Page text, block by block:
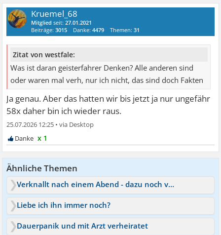
Kruemel_68
Mitglied seit:27.01.2021
Beiträge:3015 Danke:4479 Themen:31
Zitat von westfale:
Was ist daran geisterfahrer Denken? Alle anderen sind
oder waren mal verh, nur ich nicht, das sind doch Fakten
Ja genau. Aber das hatten wir bis jetzt ja nur ungefähr
58x daher bin ich wieder raus.
25.07.2026 12:25 •
x 1
Ähnliche Themen
Verknallt nach einem Abend - dazu noch verheiratet
Liebe ich ihn immer noch?
Dauerpanik und mit Arzt verheiratet